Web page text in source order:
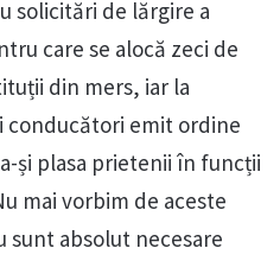
solicitări de lărgire a
care se alocă zeci de
din mers, iar la
conducători emit ordine
și plasa prietenii în funcții
mai vorbim de aceste
sunt absolut necesare